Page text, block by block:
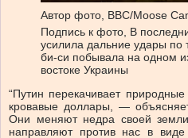
Автор фото, BBC/Moose
Подпись к фото, В
усилила дальние удары по
би-си побывала на одном
востоке Украины
“Путин перекачивает
кровавые доллары, —
Они меняют недра своей
направляют против нас в виде